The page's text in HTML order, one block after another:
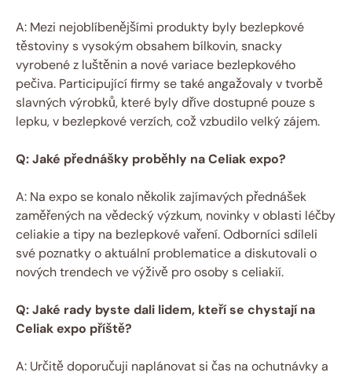
A: Mezi nejoblíbenějšími produkty byly⁤ bezlepkové
těstoviny s vysokým obsahem bílkovin, snacky
vyrobené z luštěnin a nové variace bezlepkového
pečiva. Participující firmy se také angažovaly v tvorbě
slavných výrobků, které byly dříve dostupné pouze s
lepku,‍ v bezlepkové verzích, což vzbudilo velký zájem.
Q: Jaké přednášky proběhly na Celiak expo?
A: Na expo se konalo několik zajímavých přednášek ​
zaměřených⁢ na vědecký výzkum, novinky v oblasti ‍léčby
celiakie a tipy na bezlepkové ⁣vaření. ⁣Odborníci sdíleli
své poznatky o aktuální problematice a diskutovali o‍
nových trendech ve výživě pro osoby s ‌celiakií.
Q: Jaké rady byste⁢ dali​ lidem, kteří se chystají na ​
Celiak expo ‌příště?
A: Určitě doporučuji ⁤naplánovat si čas na ochutnávky a